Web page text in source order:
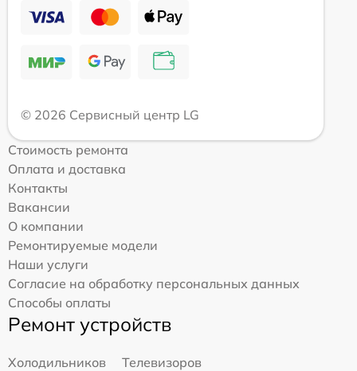
© 2026 Сервисный центр LG
Стоимость ремонта
Оплата и доставка
Контакты
Вакансии
О компании
Ремонтируемые модели
Наши услуги
Согласие на обработку персональных данных
Способы оплаты
Ремонт устройств
Холодильников
Телевизоров